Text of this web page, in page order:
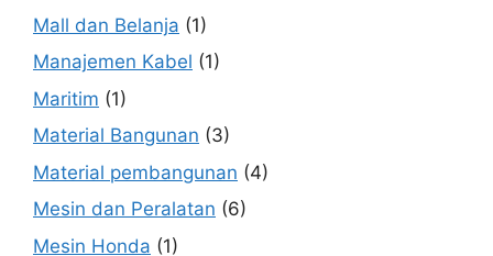
Mall dan Belanja (1)
Manajemen Kabel (1)
Maritim (1)
Material Bangunan (3)
Material pembangunan (4)
Mesin dan Peralatan (6)
Mesin Honda (1)